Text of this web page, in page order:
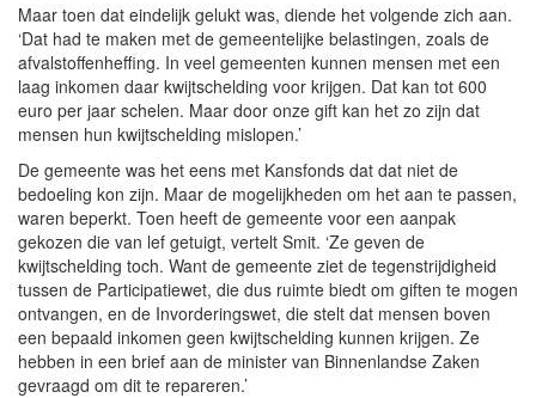
Maar toen dat eindelijk gelukt was, diende het volgende zich aan.
‘Dat had te maken met de gemeentelijke belastingen, zoals de
afvalstoffenheffing. In veel gemeenten kunnen mensen met een
laag inkomen daar kwijtschelding voor krijgen. Dat kan tot 600
euro per jaar schelen. Maar door onze gift kan het zo zijn dat
mensen hun kwijtschelding mislopen.’
De gemeente was het eens met Kansfonds dat dat niet de
bedoeling kon zijn. Maar de mogelijkheden om het aan te passen,
waren beperkt. Toen heeft de gemeente voor een aanpak
gekozen die van lef getuigt, vertelt Smit. ‘Ze geven de
kwijtschelding toch. Want de gemeente ziet de tegenstrijdigheid
tussen de Participatiewet, die dus ruimte biedt om giften te mogen
ontvangen, en de Invorderingswet, die stelt dat mensen boven
een bepaald inkomen geen kwijtschelding kunnen krijgen. Ze
hebben in een brief aan de minister van Binnenlandse Zaken
gevraagd om dit te repareren.’